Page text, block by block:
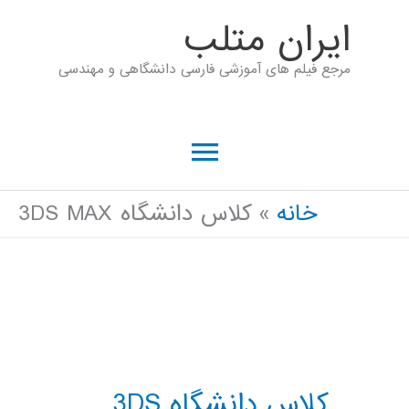
ايران متلب
مرجع فیلم های آموزشی فارسی دانشگاهی و مهندسی
فهرست
اصلی
خانه کلاس دانشگاه 3DS MAX